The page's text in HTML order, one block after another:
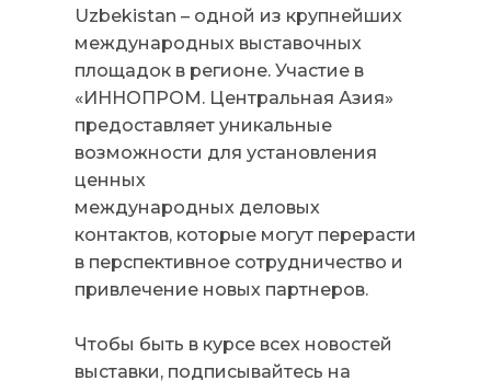
Uzbekistan – одной из крупнейших
международных выставочных
площадок в регионе. Участие в
«ИННОПРОМ. Центральная Азия»
предоставляет уникальные
возможности для установления
ценных
международных деловых
контактов, которые могут перерасти
в перспективное сотрудничество и
привлечение новых партнеров.
Чтобы быть в курсе всех новостей
выставки, подписывайтесь на